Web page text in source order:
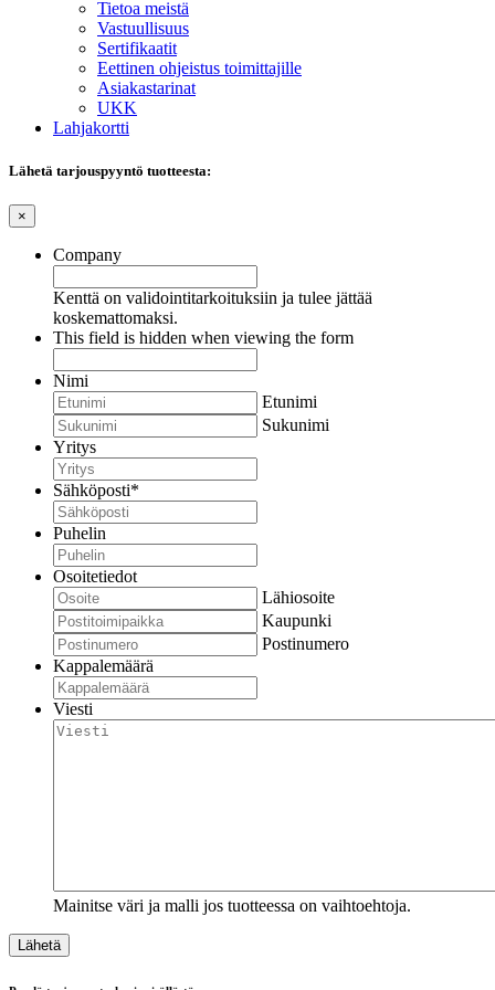
Tietoa meistä
Vastuullisuus
Sertifikaatit
Eettinen ohjeistus toimittajille
Asiakastarinat
UKK
Lahjakortti
Lähetä tarjouspyyntö tuotteesta:
×
Company
Kenttä on validointitarkoituksiin ja tulee jättää
koskemattomaksi.
This field is hidden when viewing the form
Nimi
Etunimi
Sukunimi
Yritys
Sähköposti*
Puhelin
Osoitetiedot
Lähiosoite
Kaupunki
Postinumero
Kappalemäärä
Viesti
Mainitse väri ja malli jos tuotteessa on vaihtoehtoja.